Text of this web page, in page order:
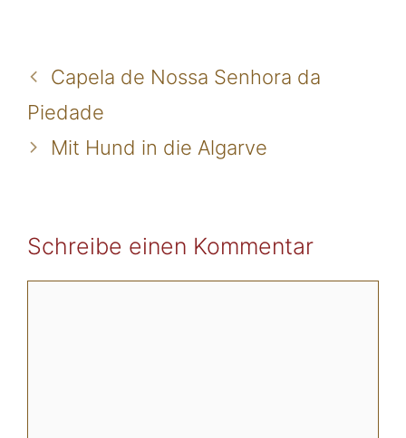
Capela de Nossa Senhora da
Piedade
Mit Hund in die Algarve
Schreibe einen Kommentar